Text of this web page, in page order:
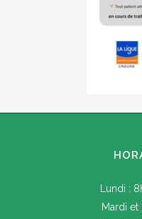
Lundi :
Mardi et